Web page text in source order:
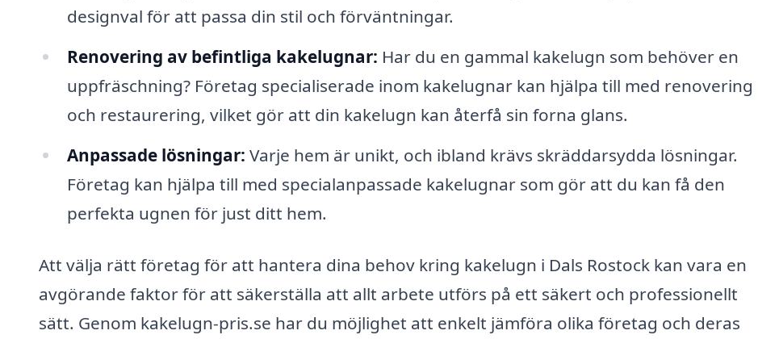
designval för att passa din stil och förväntningar.
Renovering av befintliga kakelugnar: Har du en gammal kakelugn som behöver en
uppfräschning? Företag specialiserade inom kakelugnar kan hjälpa till med renovering
och restaurering, vilket gör att din kakelugn kan återfå sin forna glans.
Anpassade lösningar: Varje hem är unikt, och ibland krävs skräddarsydda lösningar.
Företag kan hjälpa till med specialanpassade kakelugnar som gör att du kan få den
perfekta ugnen för just ditt hem.
Att välja rätt företag för att hantera dina behov kring kakelugn i Dals Rostock kan vara en
avgörande faktor för att säkerställa att allt arbete utförs på ett säkert och professionellt
sätt. Genom kakelugn-pris.se har du möjlighet att enkelt jämföra olika företag och deras